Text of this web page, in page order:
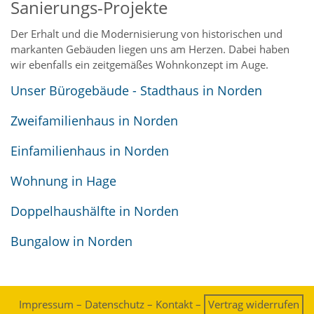
Sanierungs-Projekte
Der Erhalt und die Modernisierung von historischen und
markanten Gebäuden liegen uns am Herzen. Dabei haben
wir ebenfalls ein zeitgemäßes Wohnkonzept im Auge.
Unser Bürogebäude - Stadthaus in Norden
Zweifamilienhaus in Norden
Einfamilienhaus in Norden
Wohnung in Hage
Doppelhaushälfte in Norden
Bungalow in Norden
Impressum – Datenschutz – Kontakt – Vertrag widerrufen